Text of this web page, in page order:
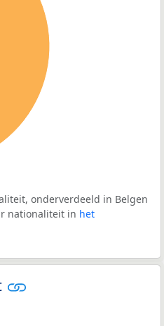
onderverdeeld in Belgen
nationaliteit in het